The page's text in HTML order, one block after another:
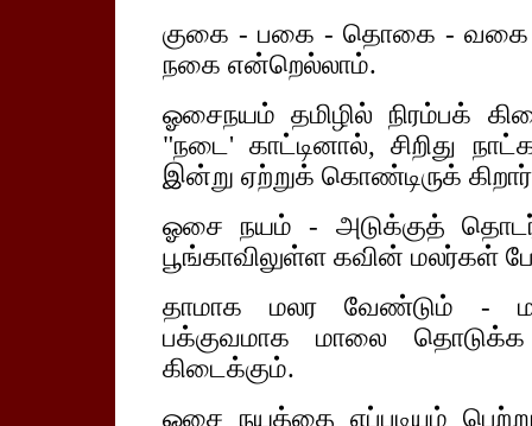
குகை - பகை - தொகை - வகை
நகை என்றெல்லாம்.
ஓசைநயம் தமிழில் நிரம்பக்
"நடை' காட்டினால், சிறிது
இன்று ஏற்றுக் கொண்டிருக்
ஓசை நயம் - அடுக்குத்
பூங்காவிலுள்ள கவின் மலர்கள்
தாமாக மலர வேண்டும் -
பக்குவமாக மாலை
கிடைக்கும்.
ஓசை நயத்தை எப்படியும்